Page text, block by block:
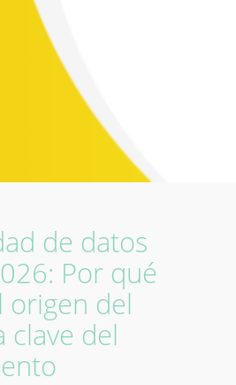
de datos
Por qué
origen del
clave del